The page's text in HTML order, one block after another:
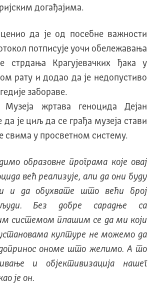
слова
догађајима.
да је од посебне важности
потписује уочи обележавања
стрдања Крагујевачких ђака у
рату и додао да је недопустиво
забораве.
жртава геноцида Дејан
да је циљ да се грађа музеја стави
свима у просветном систему.
образовне програма које овај
већ реализује, али да они буду
и да обухвате што већи број
Без добре сарадње са
системом плашим се да ми који
културе не можемо да
ономе што желимо. А то
и објективизација нашег
је он.